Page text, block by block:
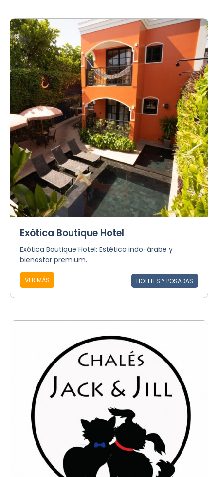
Exótica Boutique Hotel
Exótica Boutique Hotel: Estética indo-árabe y
bienestar premium.
VER MÁS HOTELES Y POSADAS